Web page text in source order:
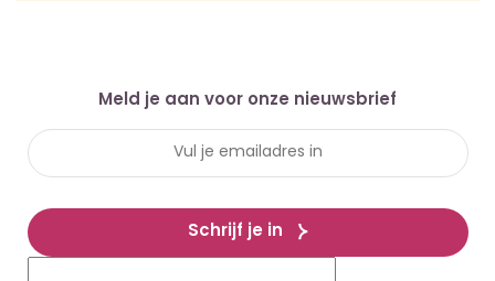
Meld je aan voor onze nieuwsbrief
Schrijf je in